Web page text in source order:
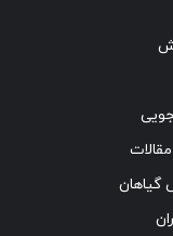
گیاهان